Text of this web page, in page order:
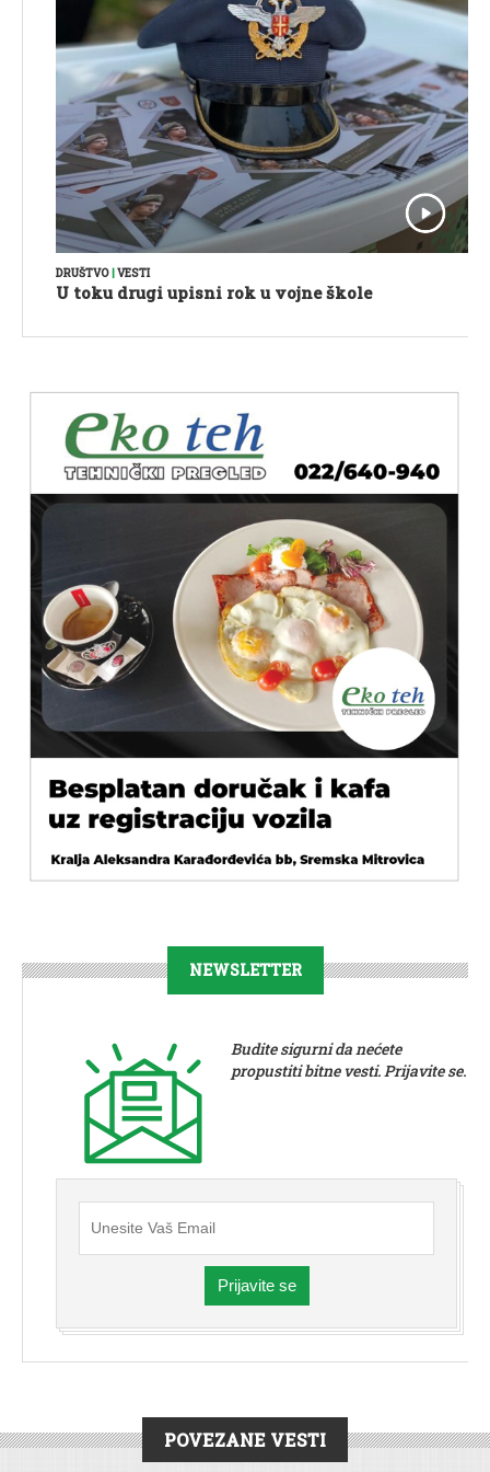
DRUŠTVO VESTI
U toku drugi upisni rok u vojne škole
NEWSLETTER
Budite sigurni da nećete
propustiti bitne vesti. Prijavite se.
Prijavite se
POVEZANE VESTI
SERVIS|VESTI